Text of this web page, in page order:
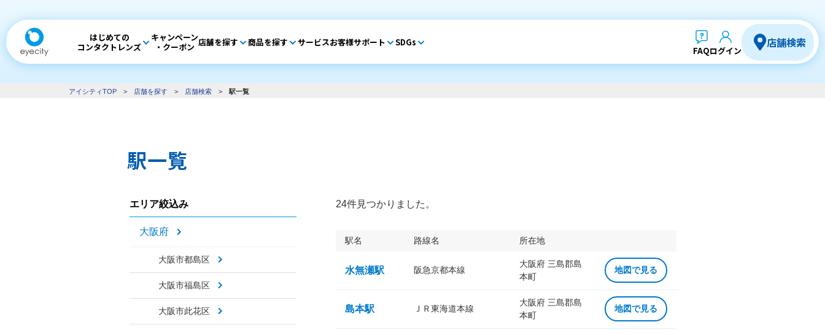
はじめての
コンタクトレンズ
キャンペーン
・クーポン 店舗を探す 商品を探す サービスお客様サポート SDGs
FAQログイン
店舗検索
アイシティTOP > 店舗を探す > 店舗検索 > 駅一覧
駅一覧
エリア絞込み
大阪府
大阪市都島区
大阪市福島区
大阪市此花区
24件見つかりました。
駅名 路線名 所在地
水無瀬駅 阪急京都本線
大阪府 三島郡島
本町
地図で見る
島本駅 ＪＲ東海道本線
大阪府 三島郡島
本町
地図で見る